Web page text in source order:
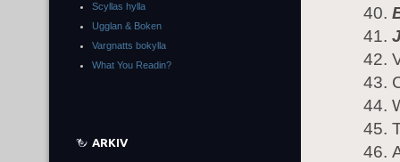
Scyllas hylla
Ugglan & Boken
Vargnatts bokylla
What You Readin?
ARKIV